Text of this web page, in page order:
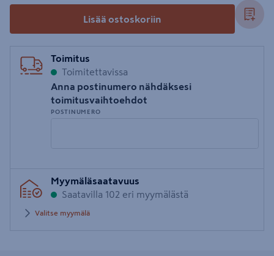
Lisää ostoskoriin
Toimitus
Toimitettavissa
Anna postinumero nähdäksesi
toimitusvaihtoehdot
POSTINUMERO
postinumero
Myymäläsaatavuus
Saatavilla 102 eri myymälästä
Valitse myymälä